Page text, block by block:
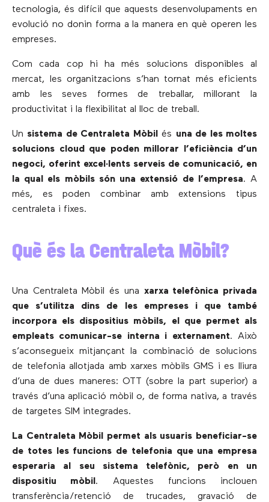
tecnologia, és difícil que aquests desenvolupaments en
evolució no donin forma a la manera en què operen les
empreses.
Com cada cop hi ha més solucions disponibles al
mercat, les organitzacions s’han tornat més eficients
amb les seves formes de treballar, millorant la
productivitat i la flexibilitat al lloc de treball.
Un sistema de Centraleta Mòbil és una de les moltes
solucions cloud que poden millorar l’eficiència d’un
negoci, oferint excel·lents serveis de comunicació, en
la qual els mòbils són una extensió de l’empresa. A
més, es poden combinar amb extensions tipus
centraleta i fixes.
Què és la Centraleta Mòbil?
Una Centraleta Mòbil és una xarxa telefònica privada
que s’utilitza dins de les empreses i que també
incorpora els dispositius mòbils, el que permet als
empleats comunicar-se interna i externament. Això
s’aconsegueix mitjançant la combinació de solucions
de telefonia allotjada amb xarxes mòbils GMS i es lliura
d’una de dues maneres: OTT (sobre la part superior) a
través d’una aplicació mòbil o, de forma nativa, a través
de targetes SIM integrades.
La Centraleta Mòbil permet als usuaris beneficiar-se
de totes les funcions de telefonia que una empresa
esperaria al seu sistema telefònic, però en un
dispositiu mòbil . Aquestes funcions inclouen
transferència/retenció de trucades, gravació de